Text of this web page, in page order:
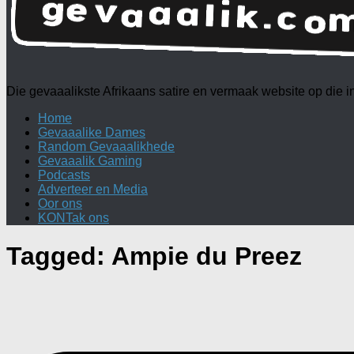
Die gevaaalikste Afrikaans satire en vermaak website op die
Home
Gevaaalike Dames
Random Gevaaalikhede
Gevaaalik Gaming
Podcasts
Adverteer en Media
Oor ons
KONTak ons
Tagged: Ampie du Preez